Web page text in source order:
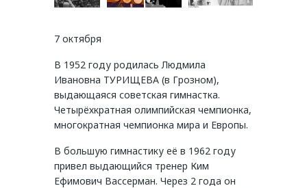
7 октября
В 1952 году родилась Людмила
Ивановна ТУРИЩЕВА (в Грозном),
выдающаяся советская гимнастка.
Четырёхкратная олимпийская чемпионка,
многократная чемпионка мира и Европы.
В большую гимнастику её в 1962 году
привел выдающийся тренер Ким
Ефимович Вассерман. Через 2 года он